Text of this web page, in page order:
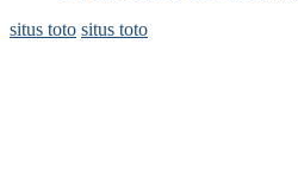
situs toto situs toto